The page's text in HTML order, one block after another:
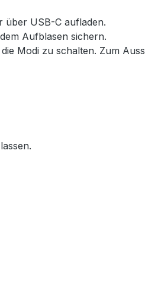
über USB-C aufladen.
Aufblasen sichern.
Modi zu schalten. Zum